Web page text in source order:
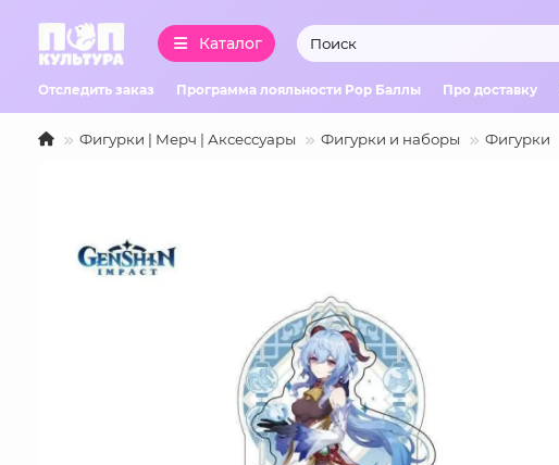
Каталог
Отследить заказ Программа лояльности Pop Баллы Про доставку
Фигурки | Мерч | Аксессуары Фигурки и наборы Фигурки